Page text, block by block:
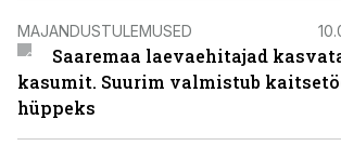
MAJANDUSTULEMUSED
Saaremaa laevaehitajad
kasumit. Suurim valmistub
hüppeks